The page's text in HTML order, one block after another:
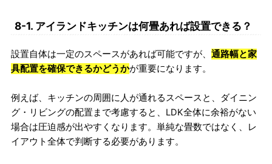
8-1. アイランドキッチンは何畳あれば設置できる？
設置自体は一定のスペースがあれば可能ですが、 通路幅と家
具配置を確保できるかどうかが重要になります。
例えば、キッチンの周囲に人が通れるスペースと、ダイニン
グ・リビングの配置まで考慮すると、LDK全体に余裕がない
場合は圧迫感が出やすくなります。単純な畳数ではなく、レ
イアウト全体で判断する必要があります。